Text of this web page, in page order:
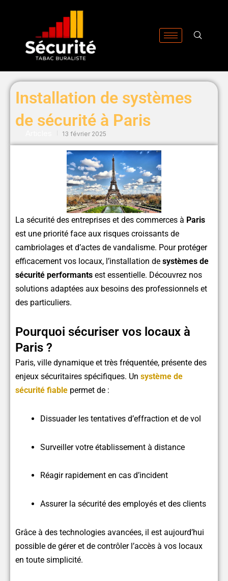
Installation de systèmes
de sécurité à Paris
13 février 2025
La sécurité des entreprises et des commerces à Paris
est une priorité face aux risques croissants de
cambriolages et d’actes de vandalisme. Pour protéger
efficacement vos locaux, l’installation de systèmes de
sécurité performants est essentielle. Découvrez nos
solutions adaptées aux besoins des professionnels et
des particuliers.
Pourquoi sécuriser vos locaux à
Paris ?
Paris, ville dynamique et très fréquentée, présente des
enjeux sécuritaires spécifiques. Un système de
sécurité fiable permet de :
Dissuader les tentatives d’effraction et de vol
Surveiller votre établissement à distance
Réagir rapidement en cas d’incident
Assurer la sécurité des employés et des clients
Grâce à des technologies avancées, il est aujourd’hui
possible de gérer et de contrôler l’accès à vos locaux
en toute simplicité.